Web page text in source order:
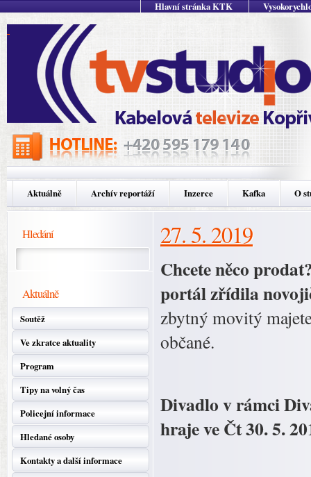
Hlavní stránka KTK
Aktuálně Archív reportáží Inzerce Kafka O
Hledání
Aktuálně
Soutěž
Ve zkratce aktuality
Program
Tipy na volný čas
Policejní informace
Hledané osoby
Kontakty a další informace
27. 5. 2019
Chcete něco
portál zřídila
zbytný movitý
občané.
Divadlo v rámci
hraje ve Čt 30. 5.